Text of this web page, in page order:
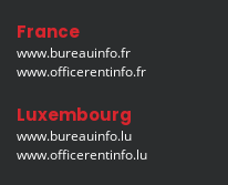
France
www.bureauinfo.fr
www.officerentinfo.fr
Luxembourg
www.bureauinfo.lu
www.officerentinfo.lu